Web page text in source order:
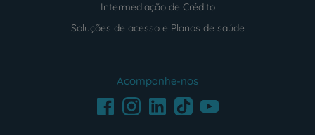
Intermediação de Crédito
Soluções de acesso e Planos de saúde
Acompanhe-nos
FacebookInstagramLinkedInTikTokYoutube